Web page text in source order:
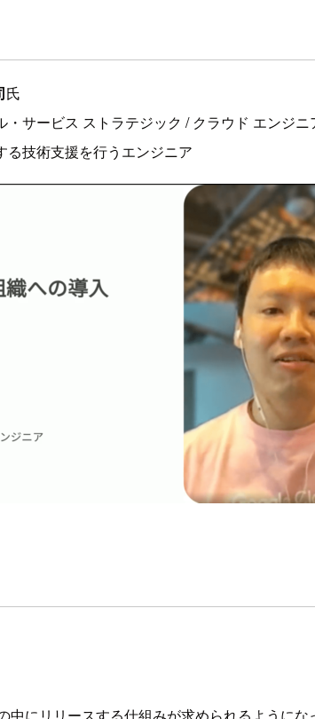
氏
・サービス ストラテジック / クラウド エンジニ
る技術支援を行うエンジニア